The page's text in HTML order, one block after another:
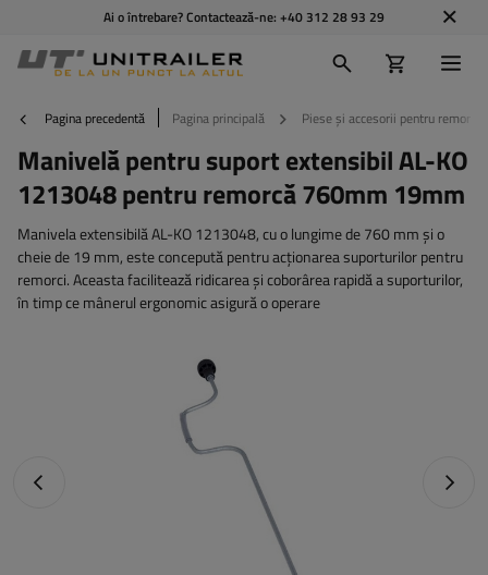
Ai o întrebare? Contactează-ne: +40 312 28 93 29
Pagina precedentă Pagina principală Piese și accesorii pentru remorci
Manivelă pentru suport extensibil AL-KO
1213048 pentru remorcă 760mm 19mm
Manivela extensibilă AL-KO 1213048, cu o lungime de 760 mm și o
cheie de 19 mm, este concepută pentru acționarea suporturilor pentru
remorci. Aceasta facilitează ridicarea și coborârea rapidă a suporturilor,
în timp ce mânerul ergonomic asigură o operare
Fotografia anterioară